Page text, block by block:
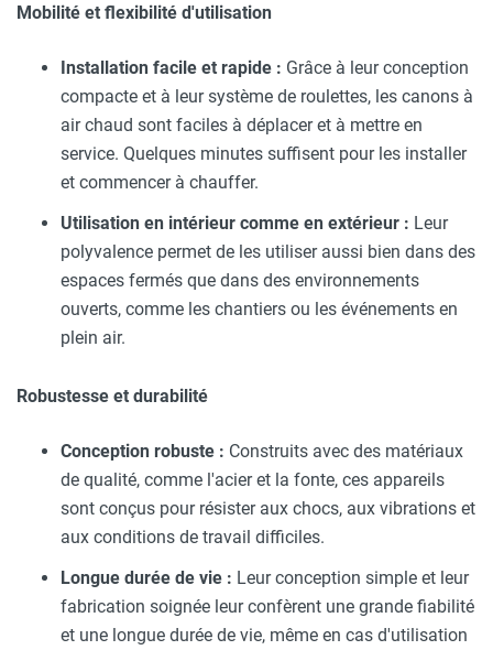
Mobilité et flexibilité d'utilisation
Installation facile et rapide : Grâce à leur conception
compacte et à leur système de roulettes, les canons à
air chaud sont faciles à déplacer et à mettre en
service. Quelques minutes suffisent pour les installer
et commencer à chauffer.
Utilisation en intérieur comme en extérieur : Leur
polyvalence permet de les utiliser aussi bien dans des
espaces fermés que dans des environnements
ouverts, comme les chantiers ou les événements en
plein air.
Robustesse et durabilité
Conception robuste : Construits avec des matériaux
de qualité, comme l'acier et la fonte, ces appareils
sont conçus pour résister aux chocs, aux vibrations et
aux conditions de travail difficiles.
Longue durée de vie : Leur conception simple et leur
fabrication soignée leur confèrent une grande fiabilité
et une longue durée de vie, même en cas d'utilisation